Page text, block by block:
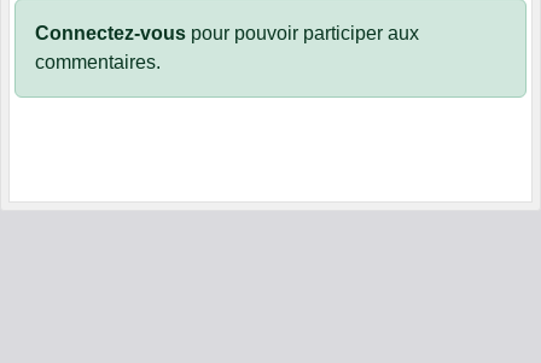
Connectez-vous pour pouvoir participer aux
commentaires.